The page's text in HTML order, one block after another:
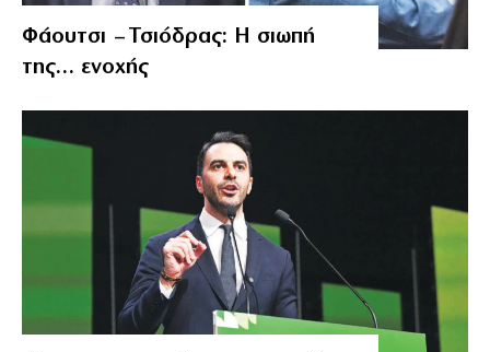
Φάουτσι – Τσιόδρας: Η σιωπή
της… ενοχής